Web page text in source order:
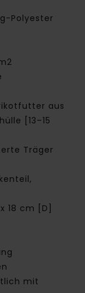
Polyester
aus
[13–15
Träger
18 cm [D]
mit